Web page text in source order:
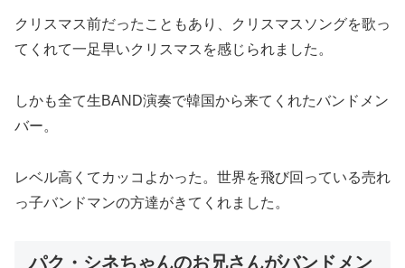
クリスマス前だったこともあり、クリスマスソングを歌っ
てくれて一足早いクリスマスを感じられました。
しかも全て生BAND演奏で韓国から来てくれたバンドメン
バー。
レベル高くてカッコよかった。世界を飛び回っている売れ
っ子バンドマンの方達がきてくれました。
パク・シネちゃんのお兄さんがバンドメン